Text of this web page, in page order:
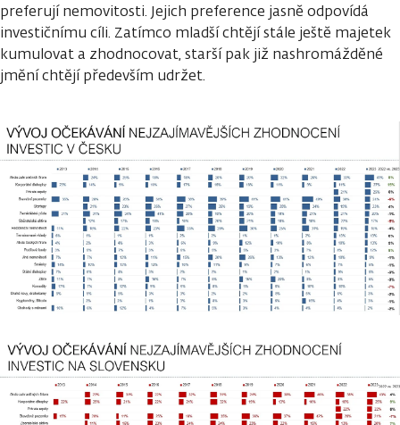
preferují nemovitosti. Jejich preference jasně odpovídá
investičnímu cíli. Zatímco mladší chtějí stále ještě majetek
kumulovat a zhodnocovat, starší pak již nashromážděné
jmění chtějí především udržet.